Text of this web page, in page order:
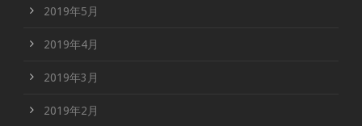
2019年5月
2019年4月
2019年3月
2019年2月